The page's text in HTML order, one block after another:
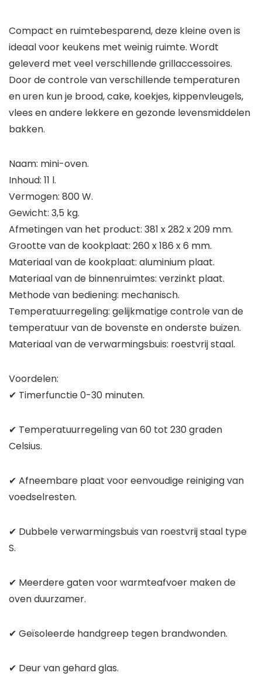
Compact en ruimtebesparend, deze kleine oven is
ideaal voor keukens met weinig ruimte. Wordt
geleverd met veel verschillende grillaccessoires.
Door de controle van verschillende temperaturen
en uren kun je brood, cake, koekjes, kippenvleugels,
vlees en andere lekkere en gezonde levensmiddelen
bakken.
Naam: mini-oven.
Inhoud: 11 l.
Vermogen: 800 W.
Gewicht: 3,5 kg.
Afmetingen van het product: 381 x 282 x 209 mm.
Grootte van de kookplaat: 260 x 186 x 6 mm.
Materiaal van de kookplaat: aluminium plaat.
Materiaal van de binnenruimtes: verzinkt plaat.
Methode van bediening: mechanisch.
Temperatuurregeling: gelijkmatige controle van de
temperatuur van de bovenste en onderste buizen.
Materiaal van de verwarmingsbuis: roestvrij staal.
Voordelen:
✔ Timerfunctie 0-30 minuten.
✔ Temperatuurregeling van 60 tot 230 graden
Celsius.
✔ Afneembare plaat voor eenvoudige reiniging van
voedselresten.
✔ Dubbele verwarmingsbuis van roestvrij staal type
S.
✔ Meerdere gaten voor warmteafvoer maken de
oven duurzamer.
✔ Geïsoleerde handgreep tegen brandwonden.
✔ Deur van gehard glas.